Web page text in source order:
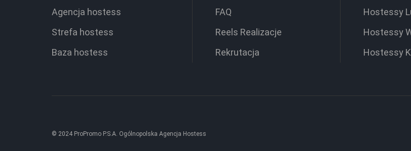
Agencja hostess
Strefa hostess
Baza hostess
FAQ
Reels Realizacje
Rekrutacja
Hostessy
Hostessy
Hostessy
© 2024 ProPromo P.S.A. Ogólnopolska Agencja Hostess